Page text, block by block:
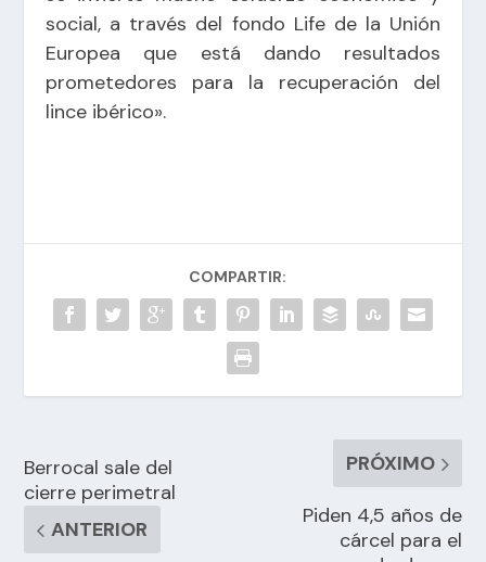
social, a través del fondo Life de la Unión
Europea que está dando resultados
prometedores para la recuperación del
lince ibérico».
COMPARTIR:
Berrocal sale del
cierre perimetral
ANTERIOR
PRÓXIMO
Piden 4,5 años de
cárcel para el